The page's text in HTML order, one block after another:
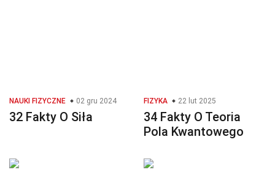
NAUKI FIZYCZNE 02 gru 2024
32 Fakty O Siła
FIZYKA 22 lut 2025
34 Fakty O Teoria
Pola Kwantowego